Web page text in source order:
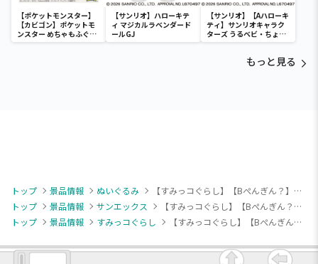
【ポケットモンスター】
【カビゴン】ポケットモ
ンスター めちゃもふぐっ
と ほっこりいやされぬい
【サンリオ】ハローキテ
ィ マジカルラベンダード
ールGJ
【サンリオ】【Aハローキ
ティ】サンリオキャラク
ターズ うるベビ・ちょい
デカドール
もっと見る
トップ 景品情報 ぬいぐるみ
【すみっコぐらし】【Bぺんぎん？】すみっコぐらし ホットケーキになりきりぬいぐるみ
トップ
景品情報 サンエックス
【すみっコぐらし】【Bぺんぎん？】すみっコぐらし ホットケーキになりきりぬいぐるみ
トップ
景品情報 すみっコぐらし 【すみっコぐらし】【Bぺんぎん？】すみっコぐらし ホットケーキになりきりぬいぐるみ